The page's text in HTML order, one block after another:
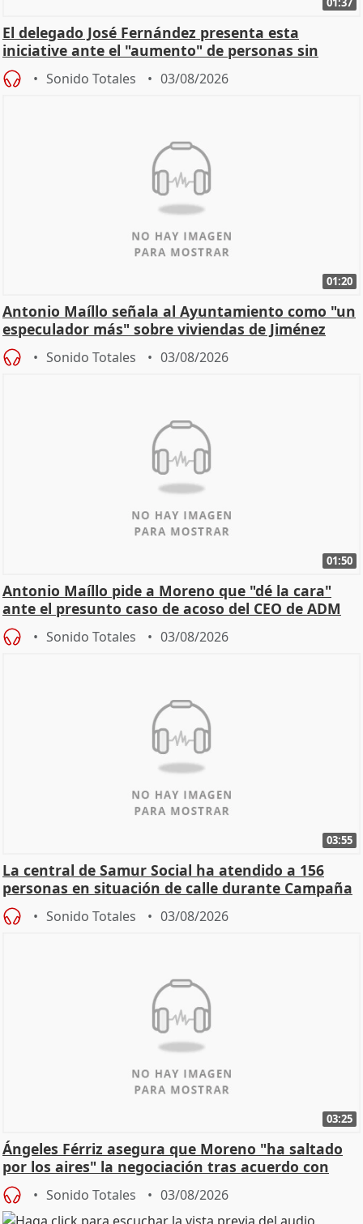
El delegado José Fernández presenta esta
iniciative ante el "aumento" de personas sin
hogar en Madri
Sonido Totales 03/08/2026
01:20
Antonio Maíllo señala al Ayuntamiento como "un
especulador más" sobre viviendas de Jiménez
Becerril
Sonido Totales 03/08/2026
01:50
Antonio Maíllo pide a Moreno que "dé la cara"
ante el presunto caso de acoso del CEO de ADM
Sonido Totales 03/08/2026
03:55
La central de Samur Social ha atendido a 156
personas en situación de calle durante Campaña
de Calor
Sonido Totales 03/08/2026
03:25
Ángeles Férriz asegura que Moreno "ha saltado
por los aires" la negociación tras acuerdo con
SMA
Sonido Totales 03/08/2026